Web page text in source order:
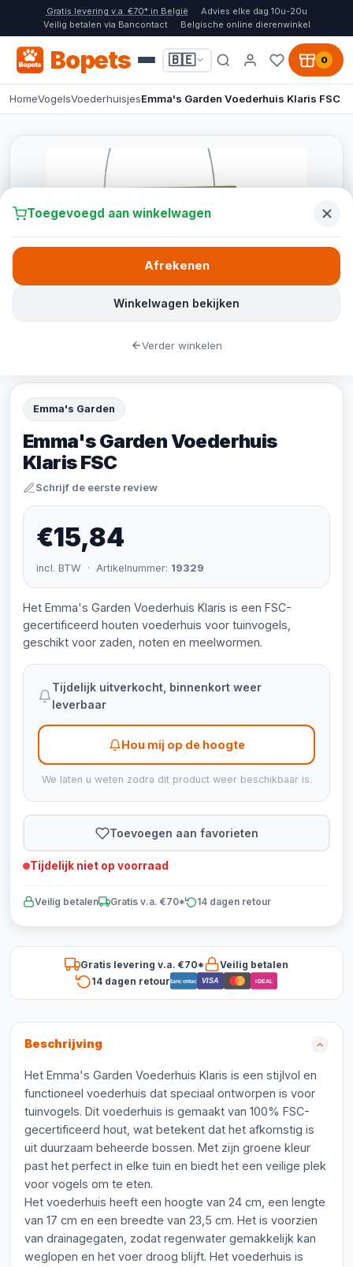
Gratis levering v.a. €70* in België
Advies elke dag 10u-20u
Veilig betalen via Bancontact
Belgische online dierenwinkel
Bopets 🇧🇪 0
HomeVogelsVoederhuisjesEmma's Garden Voederhuis Klaris FSC
Emma's Garden
Emma's Garden Voederhuis
Klaris FSC
Schrijf de eerste review
€15,84
incl. BTW · Artikelnummer: 19329
Het Emma's Garden Voederhuis Klaris is een FSC-
gecertificeerd houten voederhuis voor tuinvogels,
geschikt voor zaden, noten en meelwormen.
Tijdelijk uitverkocht, binnenkort weer
leverbaar
Hou mij op de hoogte
We laten u weten zodra dit product weer beschikbaar is.
Toevoegen aan favorieten
Tijdelijk niet op voorraad
Veilig betalen Gratis v.a. €70* 14 dagen retour
Gratis levering v.a. €70*
Veilig betalen
14 dagen retourBancontact VISA iDEAL
Beschrijving
Het Emma's Garden Voederhuis Klaris is een stijlvol en
functioneel voederhuis dat speciaal ontworpen is voor
tuinvogels. Dit voederhuis is gemaakt van 100% FSC-
gecertificeerd hout, wat betekent dat het afkomstig is
uit duurzaam beheerde bossen. Met zijn groene kleur
past het perfect in elke tuin en biedt het een veilige plek
voor vogels om te eten.
Het voederhuis heeft een hoogte van 24 cm, een lengte
van 17 cm en een breedte van 23,5 cm. Het is voorzien
van drainagegaten, zodat regenwater gemakkelijk kan
weglopen en het voer droog blijft. Het voederhuis is
Toegevoegd aan winkelwagen
Winkelwagen bekijken
Afrekenen
Verder winkelen